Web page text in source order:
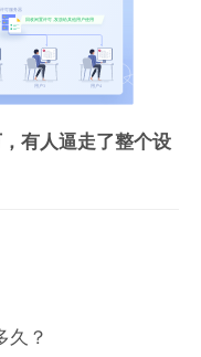
有人逼走了整个设
久？